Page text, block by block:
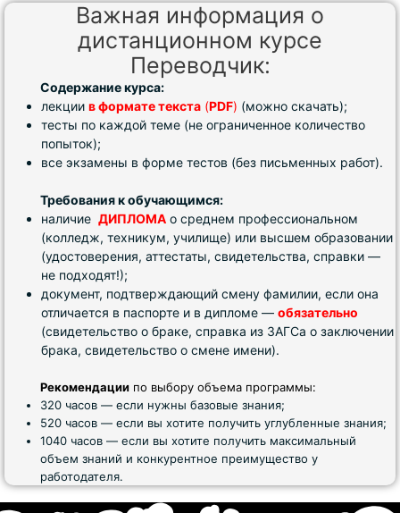
Важная информация о
дистанционном курсе
Переводчик:
Содержание курса:
лекции в формате текста (PDF) (можно скачать);
тесты по каждой теме (не ограниченное количество
попыток);
все экзамены в форме тестов (без письменных работ).
Требования к обучающимся:
наличие ДИПЛОМА о среднем профессиональном
(колледж, техникум, училище) или высшем образовании
(удостоверения, аттестаты, свидетельства, справки —
не подходят!);
документ, подтверждающий смену фамилии, если она
отличается в паспорте и в дипломе — обязательно
(свидетельство о браке, справка из ЗАГСа о заключении
брака, свидетельство о смене имени).
Рекомендации по выбору объема программы:
320 часов — если нужны базовые знания;
520 часов — если вы хотите получить углубленные знания;
1040 часов — если вы хотите получить максимальный
объем знаний и конкурентное преимущество у
работодателя.